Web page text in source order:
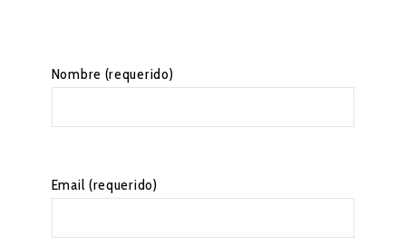
Nombre (requerido)
Email (requerido)